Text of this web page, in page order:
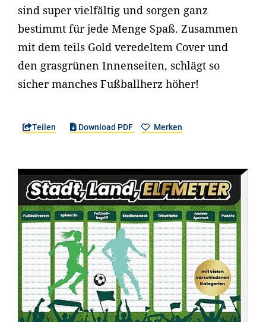
sind super vielfältig und sorgen ganz
bestimmt für jede Menge Spaß. Zusammen
mit dem teils Gold veredeltem Cover und
den grasgrünen Innenseiten, schlägt so
sicher manches Fußballherz höher!
Teilen Download PDF Merken